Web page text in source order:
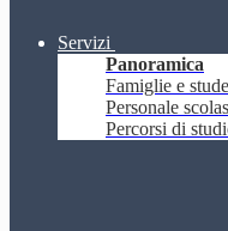
Servizi
Panoramica
Famiglie e
Personale
Percorsi di